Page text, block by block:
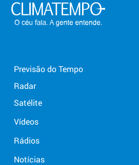
Previsão do Tempo
Radar
Satélite
Vídeos
Rádios
Notícias